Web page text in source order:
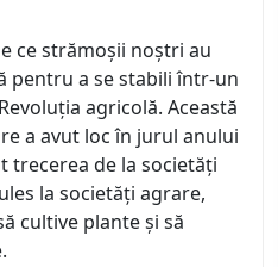
ce strămoșii noștri au
pentru a se stabili într-un
agricolă. Această
a avut loc în jurul anului
trecerea de la societăți
la societăți agrare,
cultive plante și să